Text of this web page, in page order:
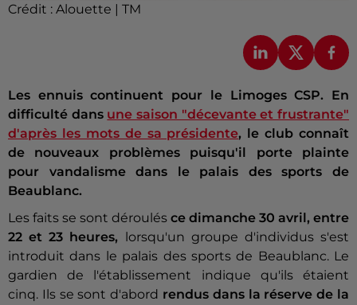
Crédit : Alouette | TM
Les ennuis continuent pour le Limoges CSP. En
difficulté dans une saison "décevante et frustrante"
d'après les mots de sa présidente, le club connaît
de nouveaux problèmes puisqu'il porte plainte
pour vandalisme dans le palais des sports de
Beaublanc.
Les faits se sont déroulés ce dimanche 30 avril, entre
22 et 23 heures, lorsqu'un groupe d'individus s'est
introduit dans le palais des sports de Beaublanc. Le
gardien de l'établissement indique qu'ils étaient
cinq. Ils se sont d'abord rendus dans la réserve de la